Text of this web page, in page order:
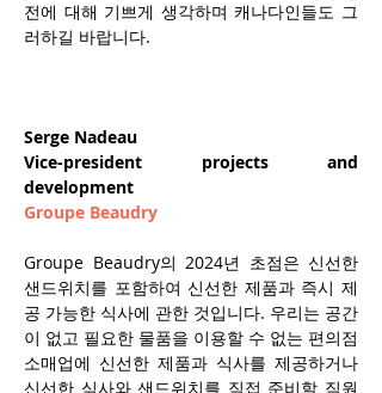
전에 대해 기쁘게 생각하며 캐나다인들도 그
러하길 바랍니다.
Serge Nadeau
Vice-president projects and
development
Groupe Beaudry
Groupe Beaudry의 2024년 초점은 신선한
샌드위치를 ​​포함하여 신선한 제품과 즉시 제
공 가능한 식사에 관한 것입니다. 우리는 공간
이 없고 필요한 물품을 이용할 수 없는 편의점
소매업에 신선한 제품과 식사를 제공하거나
신선한 식사와 샌드위치를 ​​직접 준비할 직원